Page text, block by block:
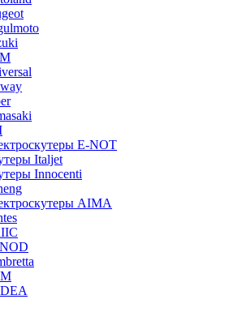
E-NOT
Italjet
Innocenti
AIMA